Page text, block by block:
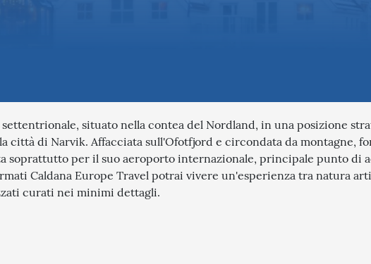
situato nella contea del Nordland, in una posizione
città di Narvik. Affacciata sull'Ofotfjord e circondata da montagne,
soprattutto per il suo aeroporto internazionale, principale punto di
Caldana Europe Travel potrai vivere un'esperienza tra natura
curati nei minimi dettagli.